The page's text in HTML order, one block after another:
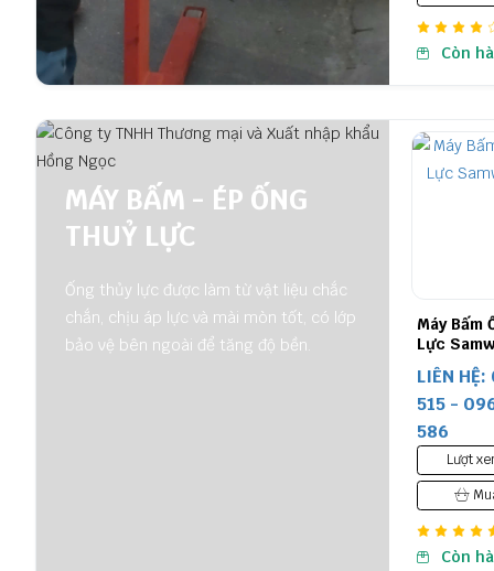
Còn
MÁY BẤM - ÉP ỐNG
THUỶ LỰC
Ống thủy lực được làm từ vật liệu chắc
chắn, chịu áp lực và mài mòn tốt, có lớp
bảo vệ bên ngoài để tăng độ bền.
Máy Bấm
Lực
LIÊN
515 -
586
Lượt
Còn